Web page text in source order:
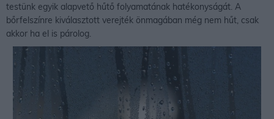
testünk egyik alapvető hűtő folyamatának hatékonyságát. A
bőrfelszínre kiválasztott verejték önmagában még nem hűt, csak
akkor ha el is párolog.